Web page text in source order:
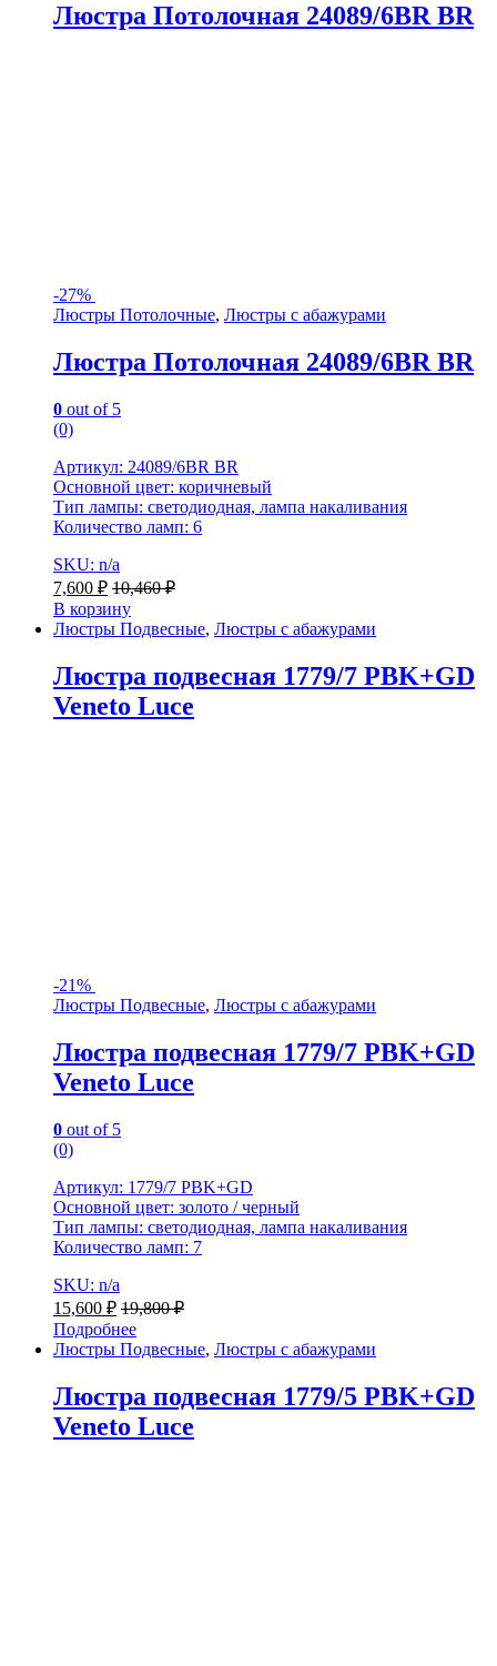
Люстра Потолочная 24089/6BR BR
-27%
Люстры Потолочные, Люстры с абажурами
Люстра Потолочная 24089/6BR BR
0 out of 5
(0)
Артикул: 24089/6BR BR
Основной цвет: коричневый
Тип лампы: светодиодная, лампа накаливания
Количество ламп: 6
SKU: n/a
7,600 ₽ 10,460₽
В корзину
Люстры Подвесные, Люстры с абажурами
Люстра подвесная 1779/7 PBK+GD
Veneto Luce
-21%
Люстры Подвесные, Люстры с абажурами
Люстра подвесная 1779/7 PBK+GD
Veneto Luce
0 out of 5
(0)
Артикул: 1779/7 PBK+GD
Основной цвет: золото / черный
Тип лампы: светодиодная, лампа накаливания
Количество ламп: 7
SKU: n/a
15,600 ₽ 19,800₽
Подробнее
Люстры Подвесные, Люстры с абажурами
Люстра подвесная 1779/5 PBK+GD
Veneto Luce